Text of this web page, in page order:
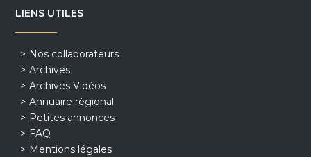
LIENS UTILES
Nos collaborateurs
Archives
Archives Vidéos
Annuaire régional
Petites annonces
FAQ
Mentions légales